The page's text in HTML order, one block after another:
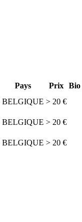
Pays Prix Bio
BELGIQUE > 20 €
BELGIQUE > 20 €
BELGIQUE > 20 €